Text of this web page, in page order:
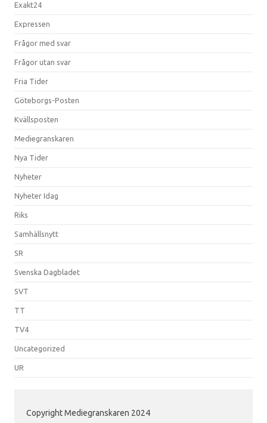
Exakt24
Expressen
Frågor med svar
Frågor utan svar
Fria Tider
Göteborgs-Posten
Kvällsposten
Mediegranskaren
Nya Tider
Nyheter
Nyheter Idag
Riks
Samhällsnytt
SR
Svenska Dagbladet
SVT
TT
TV4
Uncategorized
UR
Copyright Mediegranskaren 2024